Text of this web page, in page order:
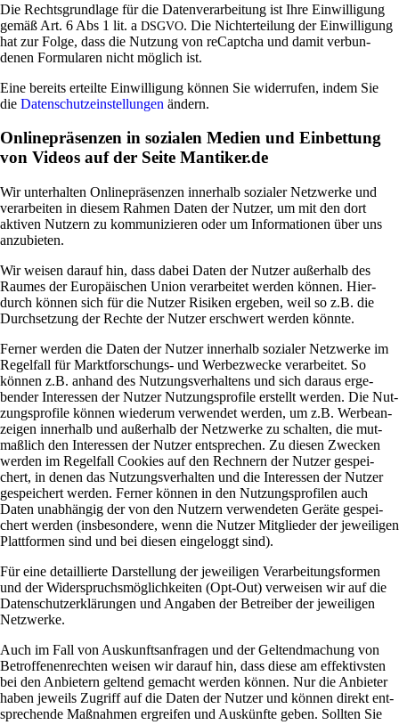
Die Rechts­grund­lage für die Daten­ver­ar­bei­tung ist Ihre Ein­wil­li­gung
gemäß Art. 6 Abs 1 lit. a DSGVO. Die Nicht­er­tei­lung der Ein­wil­li­gung
hat zur Folge, dass die Nut­zung von reCaptcha und damit ver­bun­
denen For­mu­laren nicht mög­lich ist.
Eine bereits erteilte Ein­wil­li­gung können Sie wider­rufen, indem Sie
die Daten­schutz­ein­stel­lungen ändern.
Onlinepräsenzen in sozialen Medien und Einbettung
von Videos auf der Seite Mantiker.de
Wir unter­halten Online­prä­senzen inner­halb sozialer Netz­werke und
ver­ar­beiten in diesem Rahmen Daten der Nutzer, um mit den dort
aktiven Nut­zern zu kom­mu­ni­zieren oder um Infor­ma­tionen über uns
anzubieten.
Wir weisen darauf hin, dass dabei Daten der Nutzer außer­halb des
Raumes der Euro­päi­schen Union ver­ar­beitet werden können. Hier­
durch können sich für die Nutzer Risiken ergeben, weil so z.B. die
Durch­set­zung der Rechte der Nutzer erschwert werden könnte.
Ferner werden die Daten der Nutzer inner­halb sozialer Netz­werke im
Regel­fall für Markt­for­schungs- und Wer­be­zwecke ver­ar­beitet. So
können z.B. anhand des Nut­zungs­ver­hal­tens und sich daraus erge­
bender Inter­essen der Nutzer Nut­zungs­pro­file erstellt werden. Die Nut­
zungs­pro­file können wie­derum ver­wendet werden, um z.B. Wer­be­an­
zeigen inner­halb und außer­halb der Netz­werke zu schalten, die mut­
maß­lich den Inter­essen der Nutzer ent­spre­chen. Zu diesen Zwecken
werden im Regel­fall Coo­kies auf den Rech­nern der Nutzer gespei­
chert, in denen das Nut­zungs­ver­halten und die Inter­essen der Nutzer
gespei­chert werden. Ferner können in den Nut­zungs­pro­filen auch
Daten unab­hängig der von den Nut­zern ver­wen­deten Geräte gespei­
chert werden (ins­be­son­dere, wenn die Nutzer Mit­glieder der jewei­ligen
Platt­formen sind und bei diesen ein­ge­loggt sind).
Für eine detail­lierte Dar­stel­lung der jewei­ligen Ver­ar­bei­tungs­formen
und der Wider­spruchs­mög­lich­keiten (Opt-Out) ver­weisen wir auf die
Daten­schutz­er­klä­rungen und Angaben der Betreiber der jewei­ligen
Netzwerke.
Auch im Fall von Aus­kunfts­an­fragen und der Gel­tend­ma­chung von
Betrof­fe­nen­rechten weisen wir darauf hin, dass diese am effek­tiv­sten
bei den Anbie­tern gel­tend gemacht werden können. Nur die Anbieter
haben jeweils Zugriff auf die Daten der Nutzer und können direkt ent­
spre­chende Maß­nahmen ergreifen und Aus­künfte geben. Sollten Sie